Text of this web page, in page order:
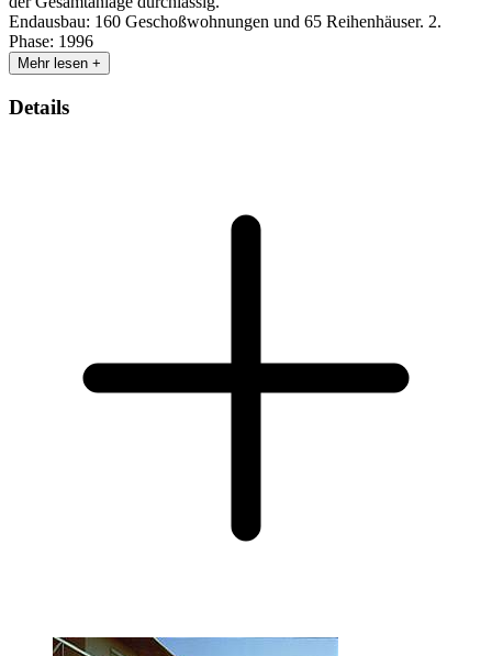
Endausbau: 160 Geschoßwohnungen und 65 Reihenhäuser. 2.
Phase: 1996
Mehr lesen +
Details